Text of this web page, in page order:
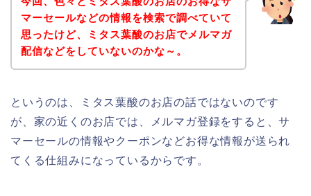
マーセールなどの情報を検索で調べていて
思ったけど、ミタス葉酸のお店でメルマガ
配信などをしていないのかな～。
というのは、ミタス葉酸のお店の話ではないのです
が、家の近くのお店では、メルマガ登録をすると、サ
マーセールの情報やクーポンなどお得な情報が送られ
てくる仕組みになっているからです。